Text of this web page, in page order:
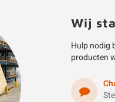
Wij
Hulp nodig
producten